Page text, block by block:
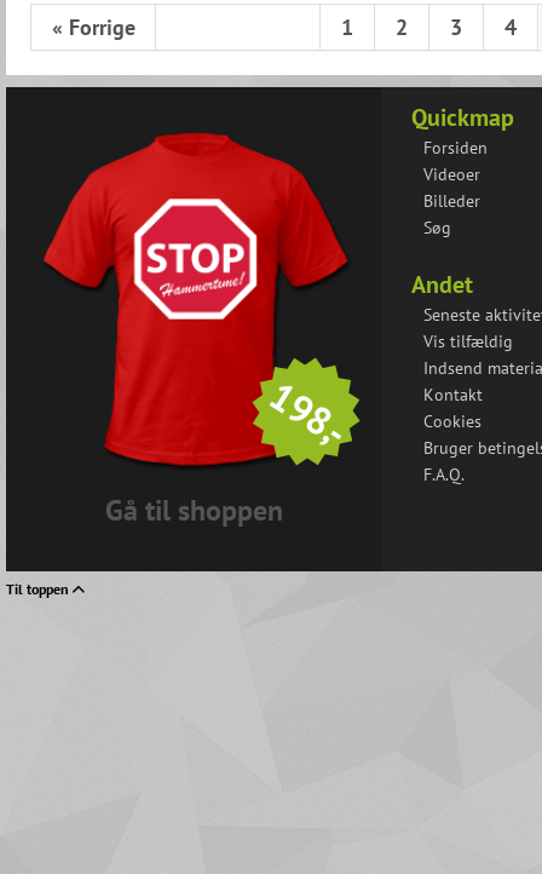
« Forrige 1 2 3 4
198,-
Gå til shoppen
Quickmap
Forsiden
Videoer
Billeder
Søg
Andet
Seneste
Vis tilfældig
Indsend
Kontakt
Cookies
Bruger
F.A.Q.
Til toppen